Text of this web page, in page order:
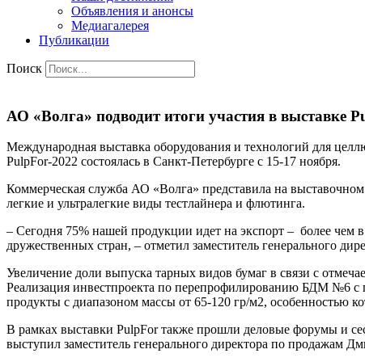
Объявления и анонсы
Медиагалерея
Публикации
Поиск
АО «Волга» подводит итоги участия в выставке
Международная выставка оборудования и технологий для
PulpFor-2022 состоялась в Санкт-Петербурге с 15-17 ноября.
Коммерческая служба АО «Волга» представила на
легкие и ультралегкие виды тестлайнера и флютинга.
– Сегодня 75% нашей продукции идет на экспорт – более чем
дружественных стран, – отметил заместитель генерального
Увеличение доли выпуска тарных видов бумаг в связи с
Реализация инвестпроекта по перепрофилированию БДМ №6
продукты с диапазоном массы от 65-120 гр/м2, особенностью
В рамках выставки PulpFor также прошли деловые форумы и
выступил заместитель генерального директора по продажам